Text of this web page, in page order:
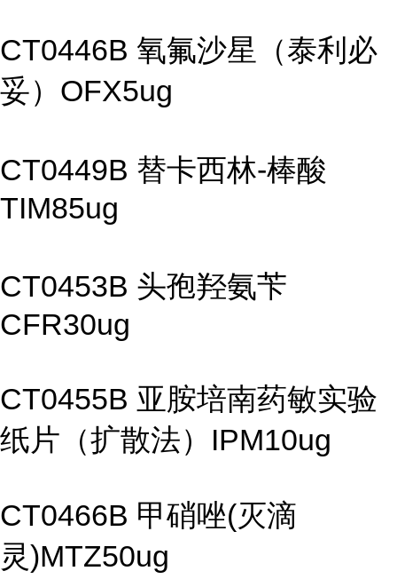
CT0446B 氧氟沙星（泰利必
妥）OFX5ug
CT0449B 替卡西林-棒酸
TIM85ug
CT0453B 头孢羟氨苄
CFR30ug
CT0455B 亚胺培南药敏实验
纸片（扩散法）IPM10ug
CT0466B 甲硝唑(灭滴
灵)MTZ50ug